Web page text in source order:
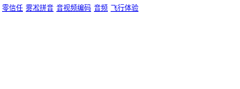
零信任 雾凇拼音 音视频编码 音频 飞行体验